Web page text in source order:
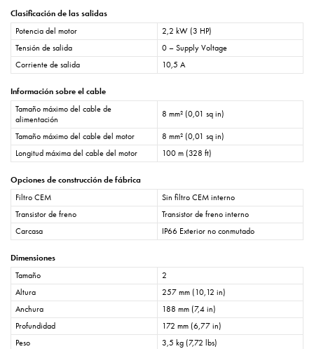
Clasificación de las salidas
Potencia del motor
2,2 kW (3 HP)
Tensión de salida
0 – Supply Voltage
Corriente de salida
10,5 A
Información sobre el cable
Tamaño máximo del cable de
alimentación
8 mm² (0,01 sq in)
Tamaño máximo del cable del motor
8 mm² (0,01 sq in)
Longitud máxima del cable del motor
100 m (328 ft)
Opciones de construcción de fábrica
Filtro CEM
Sin filtro CEM interno
Transistor de freno
Transistor de freno interno
Carcasa
IP66 Exterior no conmutado
Dimensiones
Tamaño
2
Altura
257 mm (10,12 in)
Anchura
188 mm (7,4 in)
Profundidad
172 mm (6,77 in)
Peso
3,5 kg (7,72 lbs)